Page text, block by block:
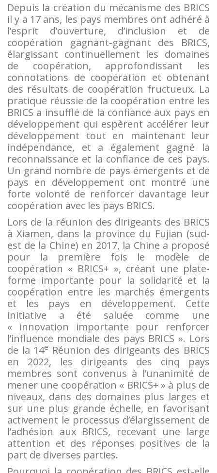
Depuis la création du mécanisme des BRICS
il y a 17 ans, les pays membres ont adhéré à
l’esprit d’ouverture, d’inclusion et de
coopération gagnant-gagnant des BRICS,
élargissant continuellement les domaines
de coopération, approfondissant les
connotations de coopération et obtenant
des résultats de coopération fructueux. La
pratique réussie de la coopération entre les
BRICS a insufflé de la confiance aux pays en
développement qui espèrent accélérer leur
développement tout en maintenant leur
indépendance, et a également gagné la
reconnaissance et la confiance de ces pays.
Un grand nombre de pays émergents et de
pays en développement ont montré une
forte volonté de renforcer davantage leur
coopération avec les pays BRICS.
Lors de la réunion des dirigeants des BRICS
à Xiamen, dans la province du Fujian (sud-
est de la Chine) en 2017, la Chine a proposé
pour la première fois le modèle de
coopération « BRICS+ », créant une plate-
forme importante pour la solidarité et la
coopération entre les marchés émergents
et les pays en développement. Cette
initiative a été saluée comme une
« innovation importante pour renforcer
l’influence mondiale des pays BRICS ». Lors
de la 14e Réunion des dirigeants des BRICS
en 2022, les dirigeants des cinq pays
membres sont convenus à l’unanimité de
mener une coopération « BRICS+ » à plus de
niveaux, dans des domaines plus larges et
sur une plus grande échelle, en favorisant
activement le processus d’élargissement de
l’adhésion aux BRICS, recevant une large
attention et des réponses positives de la
part de diverses parties.